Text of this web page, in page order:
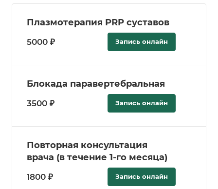
Плазмотерапия PRP суставов
5000 ₽ Запись онлайн
Блокада паравертебральная
3500 ₽ Запись онлайн
Повторная консультация
врача (в течение 1-го месяца)
1800 ₽ Запись онлайн